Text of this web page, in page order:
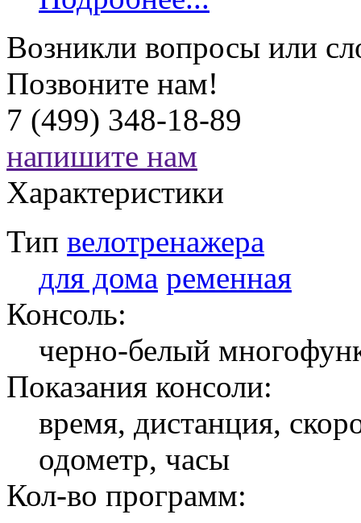
Возникли вопросы или
Позвоните нам!
7 (499) 348-18-89
напишите нам
Характеристики
Тип велотренажера
для дома ременная
Консоль:
черно-белый
Показания консоли:
время, дистанция,
одометр, часы
Кол-во программ: